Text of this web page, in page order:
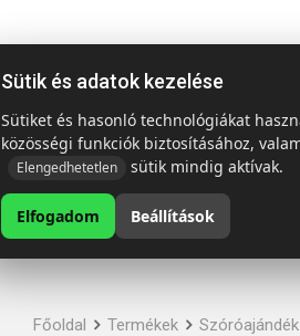
Kezdőlap Termékek
Főoldal Termékek
Sütik és adatok kezelése
Sütiket és hasonló technológiákat
közösségi funkciók biztosításához,
Elengedhetetlen sütik mindig aktívak.
Elfogadom Beállítások